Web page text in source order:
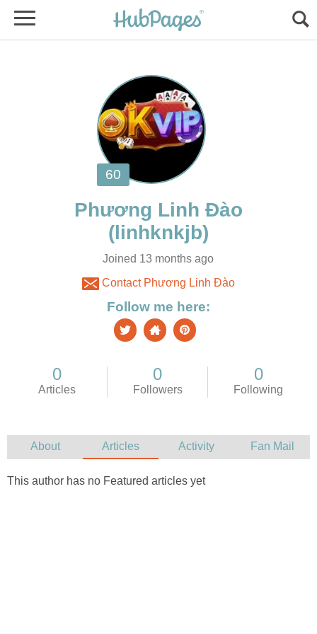
Joined 13 months ago
Contact Phương Linh Đào